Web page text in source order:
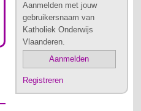
Aanmelden met jouw
gebruikersnaam van
Katholiek Onderwijs
Vlaanderen.
Aanmelden
Registreren